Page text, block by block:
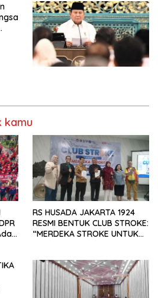
Penjajahan (Pergolakan
Ekonomi Politik Indonesia) &
Simposium Nasional “Urgensi
Undang-Undang
Perekonomian Nasional dan
Kesejahteraan Sosial dalam
kamu
RS HUSADA JAKARTA 1924
RESMI BENTUK CLUB STROKE:
“MERDEKA STROKE UNTUK